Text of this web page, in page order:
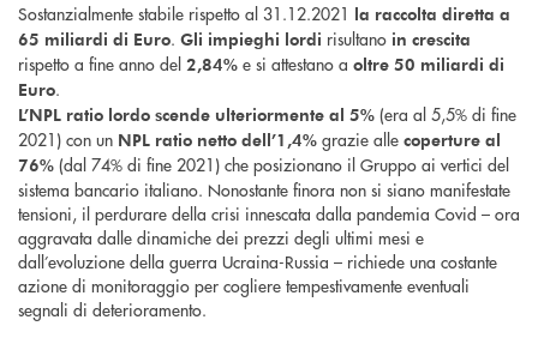
Sostanzialmente stabile rispetto al 31.12.2021 la raccolta diretta a
65 miliardi di Euro. Gli impieghi lordi risultano in crescita
rispetto a fine anno del 2,84% e si attestano a oltre 50 miliardi di
Euro.
L’NPL ratio lordo scende ulteriormente al 5% (era al 5,5% di fine
2021) con un NPL ratio netto dell’1,4% grazie alle coperture al
76% (dal 74% di fine 2021) che posizionano il Gruppo ai vertici del
sistema bancario italiano. Nonostante finora non si siano manifestate
tensioni, il perdurare della crisi innescata dalla pandemia Covid – ora
aggravata dalle dinamiche dei prezzi degli ultimi mesi e
dall’evoluzione della guerra Ucraina-Russia – richiede una costante
azione di monitoraggio per cogliere tempestivamente eventuali
segnali di deterioramento.